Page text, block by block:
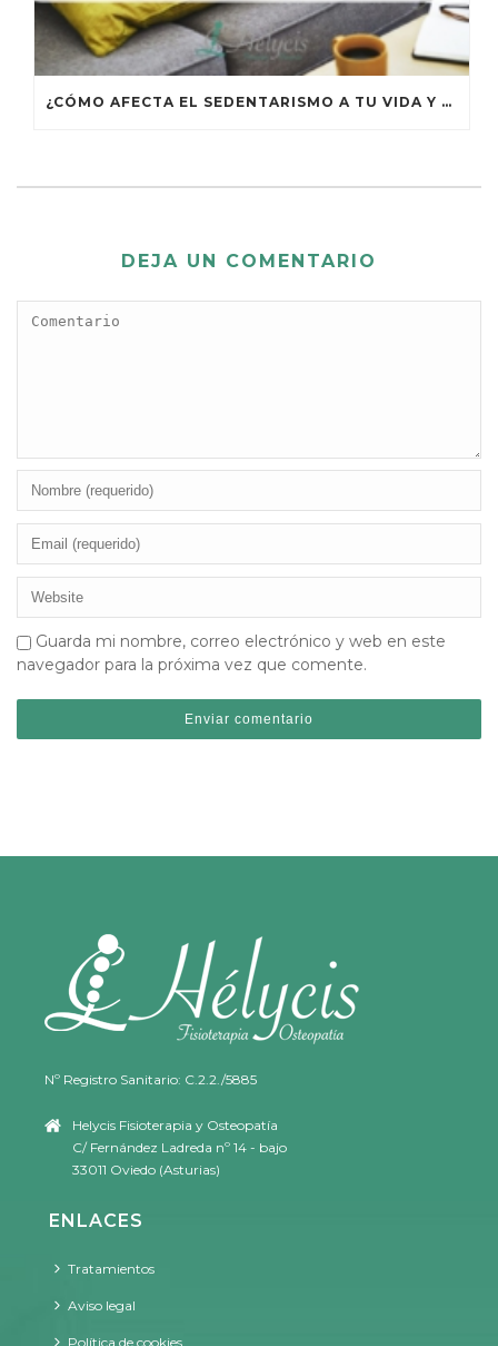
¿CÓMO AFECTA EL SEDENTARISMO A TU VIDA Y TU SALUD?
DEJA UN COMENTARIO
Guarda mi nombre, correo electrónico y web en este
navegador para la próxima vez que comente.
Nº Registro Sanitario: C.2.2./5885
Helycis Fisioterapia y Osteopatía
C/ Fernández Ladreda nº 14 - bajo
33011 Oviedo (Asturias)
ENLACES
Tratamientos
Aviso legal
Política de cookies